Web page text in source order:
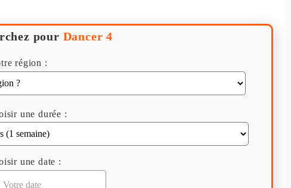
pour Dancer 4
région :
une durée :
une date :